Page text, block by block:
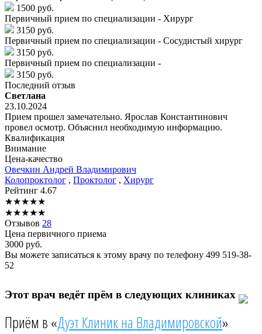
1500 руб.
Первичный прием по специализации - Хирург
3150 руб.
Первичный прием по специализации - Сосудистый хирург
3150 руб.
Первичный прием по специализации -
3150 руб.
Последний отзыв
Светлана
23.10.2024
Прием прошел замечательно. Ярослав Константинович
провел осмотр. Объяснил необходимую информацию.
Квалификация
Внимание
Цена-качество
Овечкин Андрей Владимирович
Колопроктолог , Проктолог , Хирург
Рейтинг 4.67
★★★★★
★★★★★
Отзывов 28
Цена первичного приема
3000 руб.
Вы можете записаться к этому врачу по телефону 499 519-38-
52
Этот врач ведёт прём в следующих клиниках
Приём в «Дуэт Клиник на Владимировской»